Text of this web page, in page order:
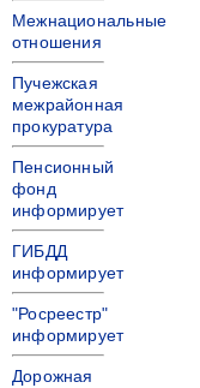
Межнациональные
отношения
Пучежская
межрайонная
прокуратура
Пенсионный
фонд
информирует
ГИБДД
информирует
"Росреестр"
информирует
Дорожная